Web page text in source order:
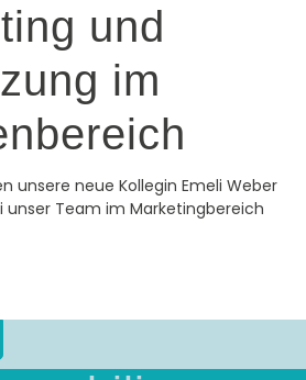
und
im
unsere neue Kollegin Emeli Weber
unser Team im Marketingbereich